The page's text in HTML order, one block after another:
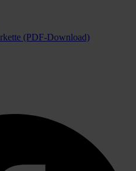
(PDF-Download)